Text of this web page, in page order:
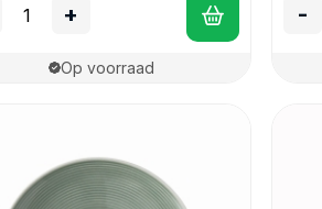
+
Op voorraad
-